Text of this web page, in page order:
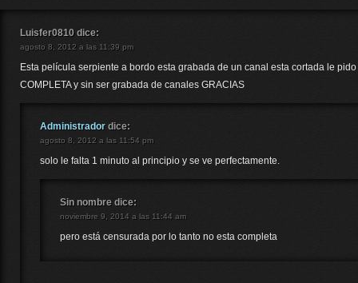
Luisfer0810 dice:
agosto 8, 2012 a las 11:39 pm
Esta película serpiente a bordo esta grabada de un canal esta cortada le
COMPLETA y sin ser grabada de canales GRACIAS
Administrador dice:
agosto 8, 2012 a las 11:54 pm
solo le falta 1 minuto al principio y se ve perfectamente.
Sin nombre dice:
noviembre 9, 2014 a las 11:44 am
pero está censurada por lo tanto no esta completa